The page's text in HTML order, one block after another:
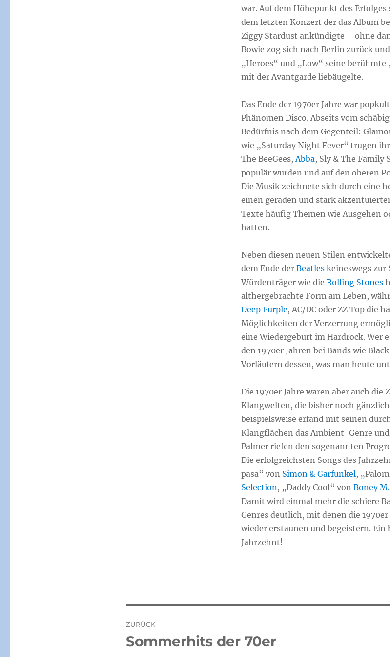
war. Auf dem Höhepunkt des
dem letzten Konzert der das Album
Ziggy Stardust ankündigte – ohne
Bowie zog sich nach Berlin zurück
„Heroes“ und „Low“ seine
mit der Avantgarde liebäugelte.
Das Ende der 1970er Jahre war
Phänomen Disco. Abseits vom
Bedürfnis nach dem Gegenteil:
wie „Saturday Night Fever“ trugen
The BeeGees,Abba, Sly & The Family
populär wurden und auf den oberen
Die Musik zeichnete sich durch eine
einen geraden und stark
Texte häufig Themen wie Ausgehen
hatten.
Neben diesen neuen Stilen
dem Ende derBeatles keineswegs zur
Würdenträger wie dieRolling Stones
althergebrachte Form am Leben,
Deep Purple, AC/DC oder ZZ Top die
Möglichkeiten der Verzerrung
eine Wiedergeburt im Hardrock. Wer
den 1970er Jahren bei Bands wie
Vorläufern dessen, was man heute
Die 1970er Jahre waren aber auch
Klangwelten, die bisher noch
beispielsweise erfand mit seinen
Klangflächen das Ambient-Genre
Palmer riefen den sogenannten
Die erfolgreichsten Songs des
pasa“ von Simon & Garfunkel,
Selection, „Daddy Cool“ vonBoney M.
Damit wird einmal mehr die schiere
Genres deutlich, mit denen die
wieder erstaunen und begeistern. Ein
Jahrzehnt!
ZURÜCK
Vorheriger
Sommerhits der 70er